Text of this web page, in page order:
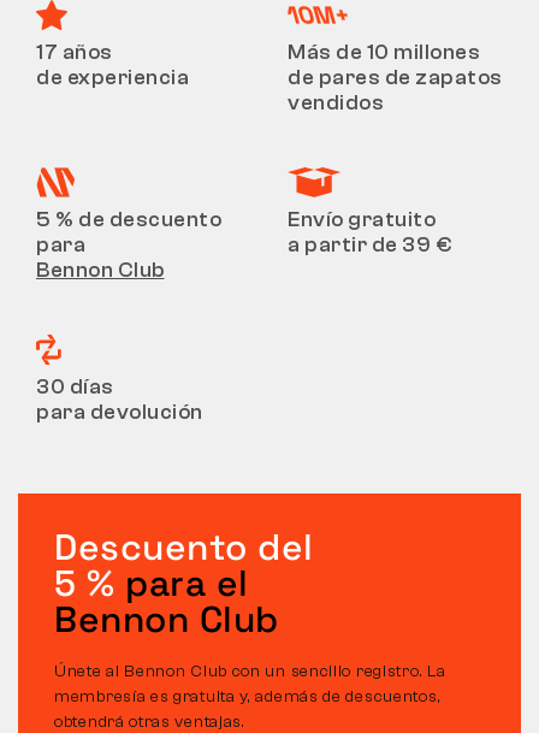
17 años
de experiencia
Más de 10 millones
de pares de zapatos
vendidos
5 % de descuento
para
Bennon Club
Envío gratuito
a partir de 39 €
30 días
para devolución
Descuento del
5 % para el
Bennon Club
Únete al Bennon Club con un sencillo registro. La
membresía es gratuita y, además de descuentos,
obtendrá otras ventajas.